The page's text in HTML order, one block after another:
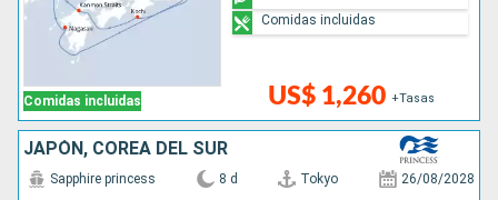
Comidas incluidas US$ 1,260 +Tasas
Comidas incluidas
JAPÓN, COREA DEL SUR
Sapphire princess 8 d Tokyo 26/08/2028